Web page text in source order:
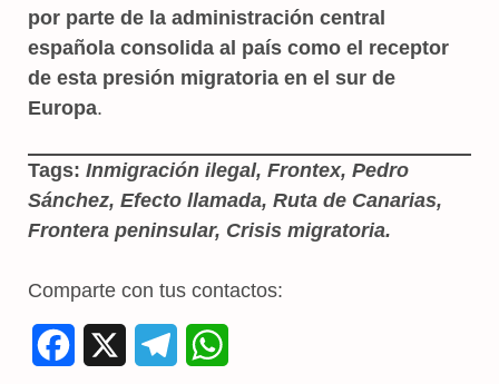
por parte de la administración central
española consolida al país como el receptor
de esta presión migratoria en el sur de
Europa.
Tags: Inmigración ilegal, Frontex, Pedro
Sánchez, Efecto llamada, Ruta de Canarias,
Frontera peninsular, Crisis migratoria.
Comparte con tus contactos: